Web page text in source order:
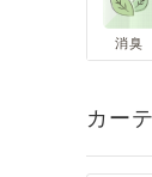
消臭
カー